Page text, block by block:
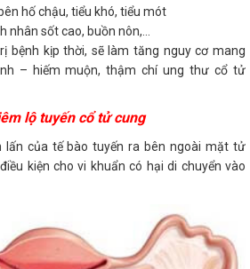
hố chậu, tiểu khó, tiểu mót
nhân sốt cao, buồn nôn,...
bệnh kịp thời, sẽ làm tăng nguy cơ mang
– hiếm muộn, thậm chí ung thư cổ tử
lộ tuyến cổ tử cung
lấn của tế bào tuyến ra bên ngoài mặt tử
kiện cho vi khuẩn có hại di chuyển vào